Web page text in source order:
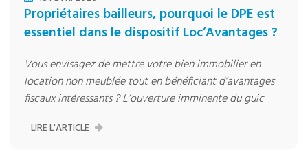
Propriétaires bailleurs, pourquoi le DPE est
essentiel dans le dispositif Loc’Avantages ?
Vous envisagez de mettre votre bien immobilier en
location non meublée tout en bénéficiant d’avantages
fiscaux intéressants ? L’ouverture imminente du guic
LIRE L'ARTICLE